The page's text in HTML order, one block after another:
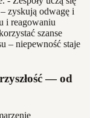
zyskują odwagę i
i reagowaniu
szanse
– niepewność staje
— od